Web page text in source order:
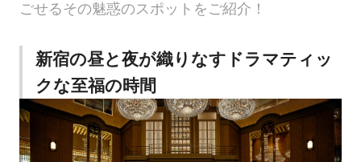
ごせるその魅惑のスポットをご紹介！
新宿の昼と夜が織りなすドラマティッ
クな至福の時間